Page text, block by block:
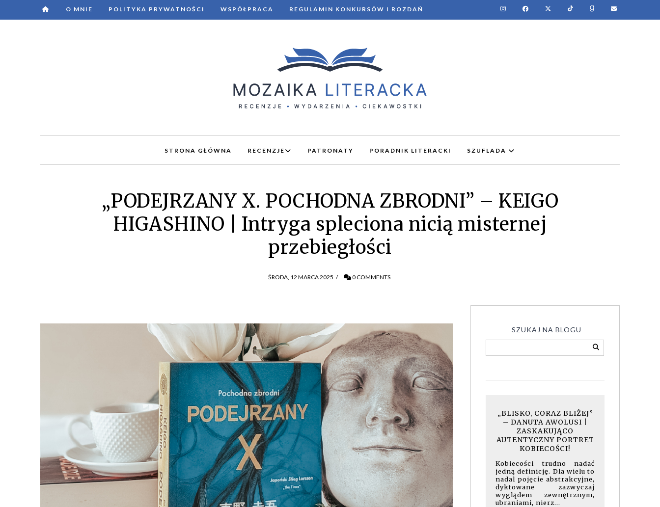
O MNIE POLITYKA PRYWATNOŚCI WSPÓŁPRACA REGULAMIN KONKURSÓW I ROZDAŃ
STRONA GŁÓWNA RECENZJE PATRONATY PORADNIK LITERACKI SZUFLADA
„PODEJRZANY X. POCHODNA ZBRODNI” – KEIGO
HIGASHINO | Intryga spleciona nicią misternej
przebiegłości
ŚRODA, 12 MARCA 2025 / 0 COMMENTS
SZUKAJ NA BLOGU
„BLISKO, CORAZ BLIŻEJ”
– DANUTA AWOLUSI |
ZASKAKUJĄCO
AUTENTYCZNY PORTRET
KOBIECOŚCI!
Kobiecości trudno nadać
jedną definicję. Dla wielu to
nadal pojęcie abstrakcyjne,
dyktowane zazwyczaj
wyglądem zewnętrznym,
ubraniami, nierz...